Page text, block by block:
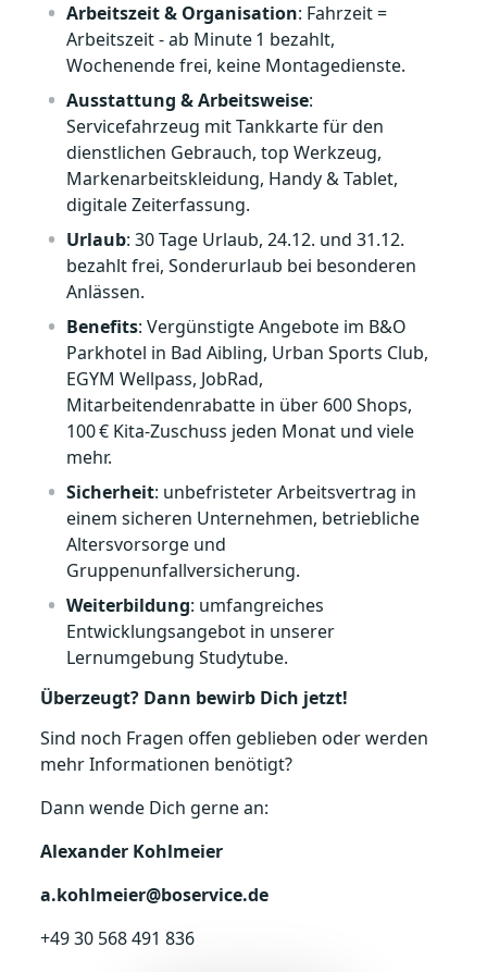
Arbeitszeit & Organisation: Fahrzeit =
Arbeitszeit - ab Minute 1 bezahlt,
Wochenende frei, keine Montagedienste.
Ausstattung & Arbeitsweise:
Servicefahrzeug mit Tankkarte für den
dienstlichen Gebrauch, top Werkzeug,
Markenarbeitskleidung, Handy & Tablet,
digitale Zeiterfassung.
Urlaub: 30 Tage Urlaub, 24.12. und 31.12.
bezahlt frei, Sonderurlaub bei besonderen
Anlässen.
Benefits: Vergünstigte Angebote im B&O
Parkhotel in Bad Aibling, Urban Sports Club,
EGYM Wellpass, JobRad,
Mitarbeitendenrabatte in über 600 Shops,
100 € Kita‑Zuschuss jeden Monat und viele
mehr.
Sicherheit: unbefristeter Arbeitsvertrag in
einem sicheren Unternehmen, betriebliche
Altersvorsorge und
Gruppenunfallversicherung.
Weiterbildung: umfangreiches
Entwicklungsangebot in unserer
Lernumgebung Studytube.
Überzeugt? Dann bewirb Dich jetzt!
Sind noch Fragen offen geblieben oder werden
mehr Informationen benötigt?
Dann wende Dich gerne an:
Alexander Kohlmeier
a.kohlmeier@boservice.de
+49 30 568 491 836